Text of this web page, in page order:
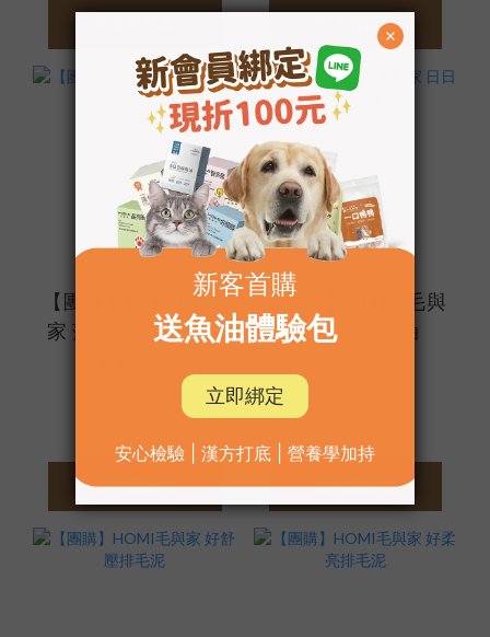
加入購物車
【團購】HOMI毛與
家 藻免疫 免疫保健
加入購物車
【團購】HOMI毛與
家 日日好魚油
加入購物車